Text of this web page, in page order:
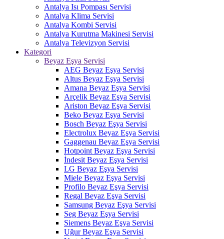
Antalya Isı Pompası Servisi
Antalya Klima Servisi
Antalya Kombi Servisi
Antalya Kurutma Makinesi Servisi
Antalya Televizyon Servisi
Kategori
Beyaz Eşya Servisi
AEG Beyaz Eşya Servisi
Altus Beyaz Eşya Servisi
Amana Beyaz Eşya Servisi
Arçelik Beyaz Eşya Servisi
Ariston Beyaz Eşya Servisi
Beko Beyaz Eşya Servisi
Bosch Beyaz Eşya Servisi
Electrolux Beyaz Eşya Servisi
Gaggenau Beyaz Eşya Servisi
Hotpoint Beyaz Eşya Servisi
İndesit Beyaz Eşya Servisi
LG Beyaz Eşya Servisi
Miele Beyaz Eşya Servisi
Profilo Beyaz Eşya Servisi
Regal Beyaz Eşya Servisi
Samsung Beyaz Eşya Servisi
Seg Beyaz Eşya Servisi
Siemens Beyaz Eşya Servisi
Uğur Beyaz Eşya Servisi